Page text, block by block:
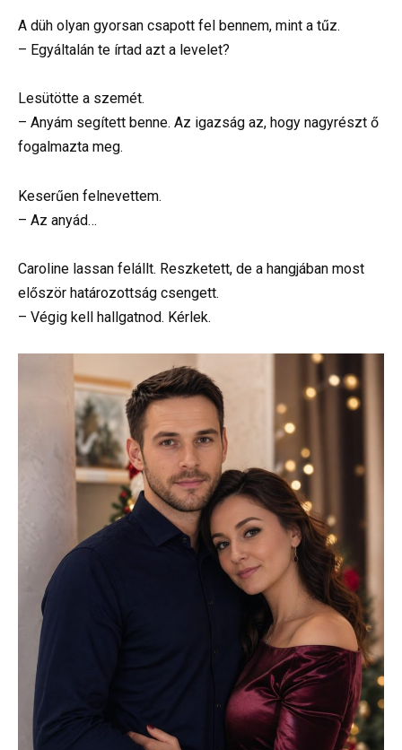
A düh olyan gyorsan csapott fel bennem, mint a tűz.
– Egyáltalán te írtad azt a levelet?
Lesütötte a szemét.
– Anyám segített benne. Az igazság az, hogy nagyrészt ő
fogalmazta meg.
Keserűen felnevettem.
– Az anyád…
Caroline lassan felállt. Reszketett, de a hangjában most
először határozottság csengett.
– Végig kell hallgatnod. Kérlek.